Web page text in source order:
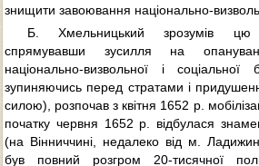
знищити завоювання національно-
Б. Хмельницький зрозумів цю
спрямувавши зусилля на
національно-визвольної і
зупиняючись перед стратами і
силою), розпочав з квітня 1652 р.
початку червня 1652 р. відбулася
(на Вінниччині, недалеко від м.
був повний розгром 20-тисячної